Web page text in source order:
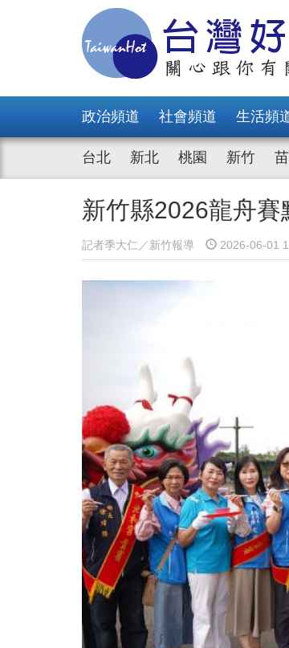
政治頻道 社會頻道 生活頻
台北 新北 桃園 新竹
新竹縣2026龍舟
記者季大仁／新竹報導 2026-06-01